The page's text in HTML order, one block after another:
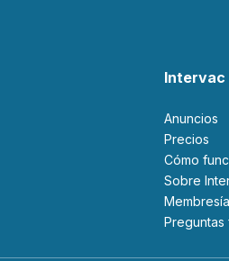
Intervac
Anuncios
Precios
Cómo
Sobre
Membresía